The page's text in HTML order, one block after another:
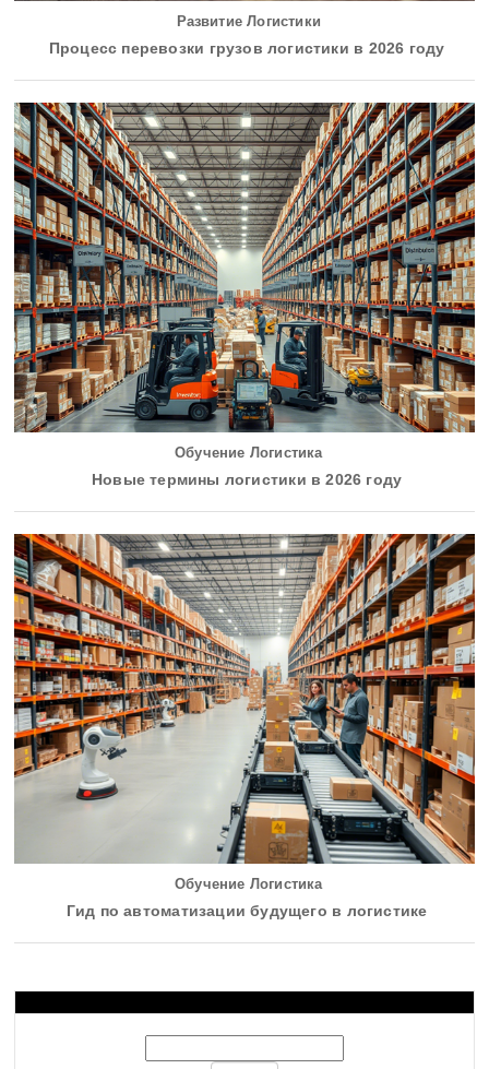
Развитие Логистики
Процесс перевозки грузов логистики в 2026 году
Обучение Логистика
Новые термины логистики в 2026 году
Обучение Логистика
Гид по автоматизации будущего в логистике